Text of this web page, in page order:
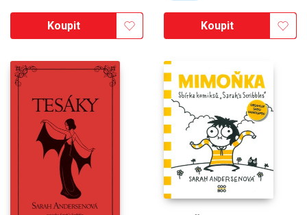
Koupit Koupit